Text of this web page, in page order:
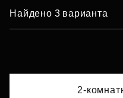
Найдено 3 варианта
2-